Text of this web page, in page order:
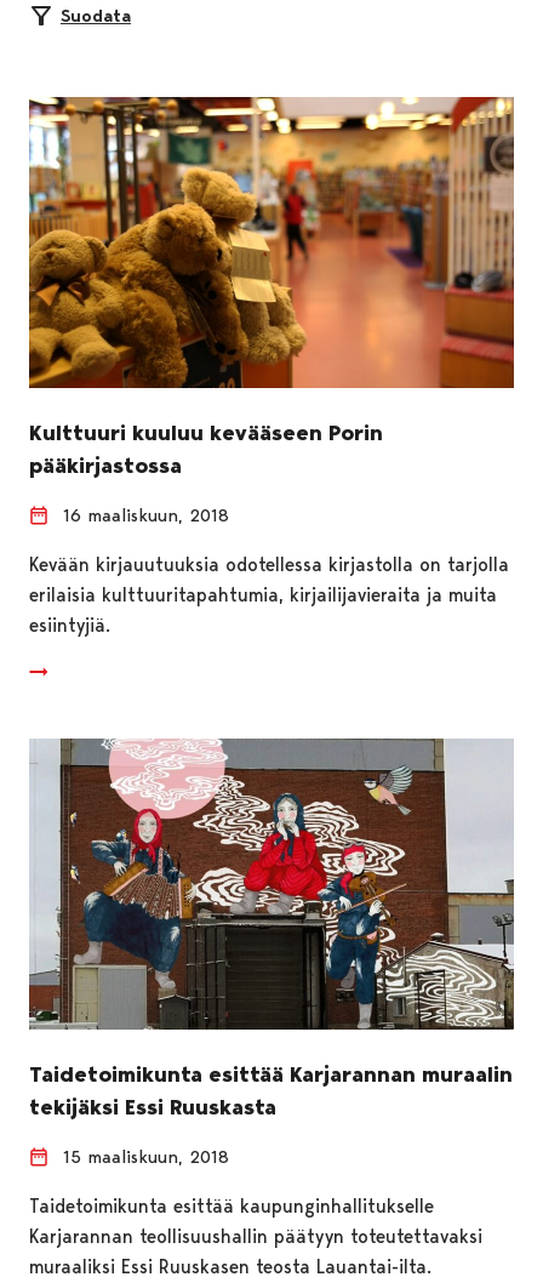
Suodata
Kulttuuri kuuluu kevääseen Porin
pääkirjastossa
16 maaliskuun, 2018
Kevään kirjauutuuksia odotellessa kirjastolla on tarjolla
erilaisia kulttuuritapahtumia, kirjailijavieraita ja muita
esiintyjiä.
Taidetoimikunta esittää Karjarannan muraalin
tekijäksi Essi Ruuskasta
15 maaliskuun, 2018
Taidetoimikunta esittää kaupunginhallitukselle
Karjarannan teollisuushallin päätyyn toteutettavaksi
muraaliksi Essi Ruuskasen teosta Lauantai-ilta.